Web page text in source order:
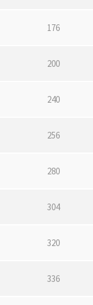
176
200
240
256
280
304
320
336